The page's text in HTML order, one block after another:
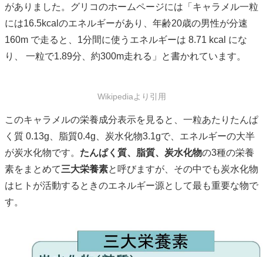
がありました。グリコのホームページには「キャラメル一粒
には16.5kcalのエネルギーがあり、年齢20歳の男性が分速
160m で走ると、1分間に使うエネルギーは 8.71 kcal にな
り、 一粒で1.89分、約300m走れる」と書かれています。
Wikipediaより引用
このキャラメルの栄養成分表示を見ると、一粒あたりたんぱ
く質 0.13g、脂質0.4g、炭水化物3.1gで、エネルギーの大半
が炭水化物です。 たんぱく質、脂質、炭水化物の3種の栄養
素をまとめて三大栄養素と呼びますが、その中でも炭水化物
はヒトが活動するときのエネルギー源として最も重要な物で
す。